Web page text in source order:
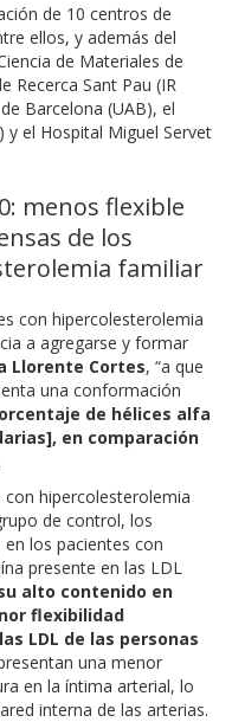
de 10 centros de
ellos, y además del
de Materiales de
Recerca Sant Pau (IR
Barcelona (UAB), el
y el Hospital Miguel Servet
menos flexible
de los
familiar
con hipercolesterolemia
a agregarse y formar
Llorente Cortes, “a que
una conformación
de hélices alfa
en comparación
hipercolesterolemia
de control, los
los pacientes con
presente en las LDL
alto contenido en
flexibilidad
LDL de las personas
una menor
en la íntima arterial, lo
interna de las arterias.